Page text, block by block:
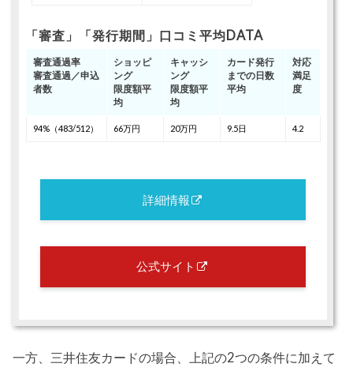
「審査」「発行期間」口コミ平均DATA
審査通過率
審査通過／申込
者数
ショッピ
ング
限度額平
均
キャッシ
ング
限度額平
均
カード発行
までの日数
平均
対応
満足
度
94%（483/512） 66万円 20万円 9.5日 4.2
詳細情報
公式サイト
一方、三井住友カードの場合、上記の2つの条件に加えて